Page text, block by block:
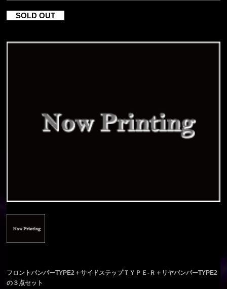
SOLD OUT
フロントバンパーTYPE2＋サイドステップＴＹＰＥ-Ｒ＋リヤバンパーTYPE2
の３点セット